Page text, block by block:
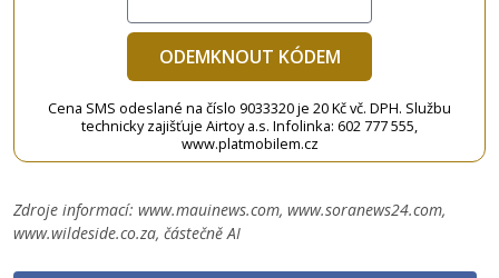
ODEMKNOUT KÓDEM
Cena SMS odeslané na číslo 9033320 je 20 Kč vč. DPH. Službu
technicky zajišťuje Airtoy a.s. Infolinka: 602 777 555,
www.platmobilem.cz
Zdroje informací: www.mauinews.com, www.soranews24.com,
www.wildeside.co.za, částečně AI